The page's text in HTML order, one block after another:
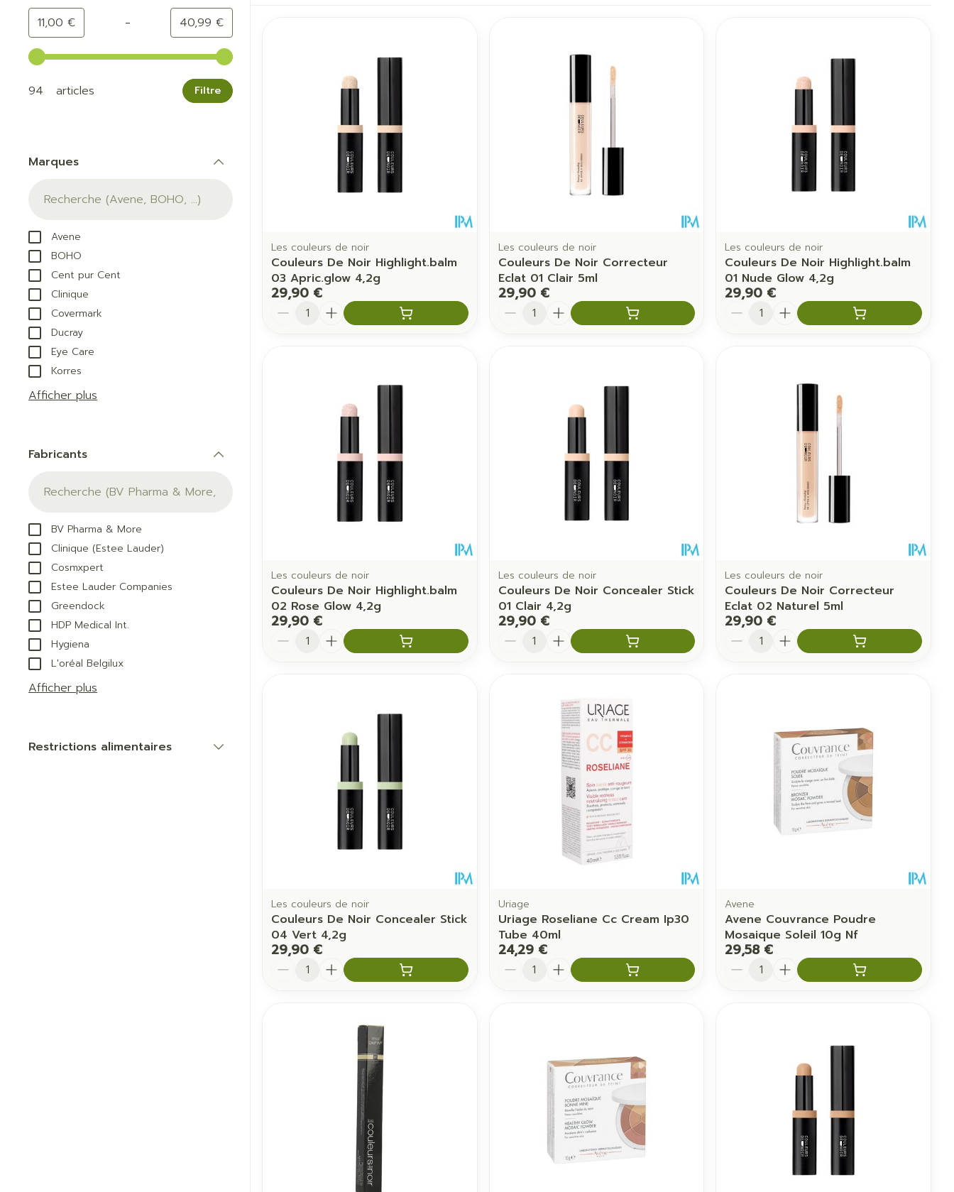
Valeur minimale
11,00 € - Valeur maximale
40,99 €
Utilisez les touches fléchées gauche et droite pour ajuster les valeurs minimales et maximales du prix.
94 articles
Filtre
Marques
Avene
BOHO
Cent pur Cent
Clinique
Covermark
Ducray
Eye Care
Korres
Afficher plus
Fabricants
BV Pharma & More
Clinique (Estee Lauder)
Cosmxpert
Estee Lauder Companies
Greendock
HDP Medical Int.
Hygiena
L'oréal Belgilux
Afficher plus
Restrictions alimentaires
Les couleurs de noir
Couleurs De Noir Highlight.balm
03 Apric.glow 4,2g
29,90 €
Quantité
Les couleurs de noir
Couleurs De Noir Correcteur
Eclat 01 Clair 5ml
29,90 €
Quantité
Les couleurs de noir
Couleurs De Noir Highlight.balm
01 Nude Glow 4,2g
29,90 €
Quantité
Les couleurs de noir
Couleurs De Noir Highlight.balm
02 Rose Glow 4,2g
29,90 €
Quantité
Les couleurs de noir
Couleurs De Noir Concealer Stick
01 Clair 4,2g
29,90 €
Quantité
Les couleurs de noir
Couleurs De Noir Correcteur
Eclat 02 Naturel 5ml
29,90 €
Quantité
Les couleurs de noir
Couleurs De Noir Concealer Stick
04 Vert 4,2g
29,90 €
Quantité
Uriage
Uriage Roseliane Cc Cream Ip30
Tube 40ml
24,29 €
Quantité
Avene
Avene Couvrance Poudre
Mosaique Soleil 10g Nf
29,58 €
Quantité